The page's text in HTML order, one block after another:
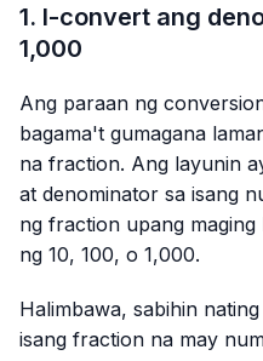
1. I-convert ang
1,000
Ang paraan ng
bagama't gumagana
na fraction. Ang layunin
at denominator sa isang
ng fraction upang
ng 10, 100, o 1,000.
Halimbawa, sabihin
isang fraction na may